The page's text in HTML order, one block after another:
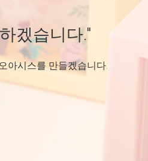
겠습니다."
아시스를 만들겠습니다.
습니다."
스를 만들겠습니다.
습니다."
스를 만들겠습니다.